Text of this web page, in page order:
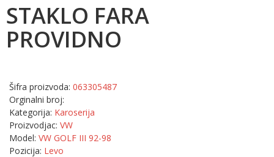
STAKLO FARA
PROVIDNO
Šifra proizvoda: 063305487
Orginalni broj:
Kategorija: Karoserija
Proizvodjac: VW
Model: VW GOLF III 92-98
Pozicija: Levo